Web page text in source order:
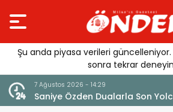
Şu anda piyasa verileri güncelleniyor.
sonra tekrar
7 Ağustos 2026 - 14:14
Tercih Döneminde Barınma